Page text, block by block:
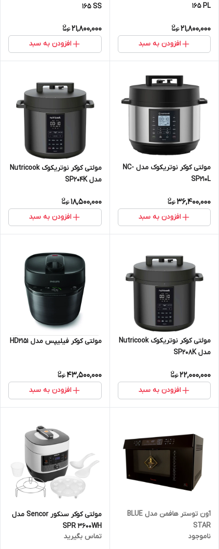
165 PL
21,800,000
افزودن به سبد
165 SS
21,800,000
افزودن به سبد
مولتی کوکر نوتریکوک مدل NC-
SP210L
36,400,000
افزودن به سبد
مولتی کوکر نوتریکوک Nutricook
مدل SP204K
18,500,000
افزودن به سبد
مولتی کوکر نوتریکوک Nutricook
مدل SP208K
22,000,000
افزودن به سبد
مولتی کوکر فیلیپس مدل HD2151
43,500,000
افزودن به سبد
آون توستر هافمن مدل BLUE
STAR
ناموجود
مولتی کوکر سنکور Sencor مدل
SPR 3600WH
تماس بگیرید